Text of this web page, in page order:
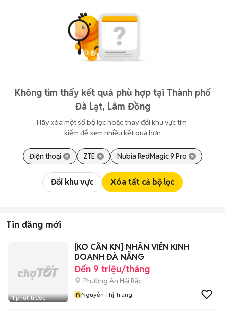
Không tìm thấy kết quả phù hợp tại Thành phố
Đà Lạt, Lâm Đồng
Hãy xóa một số bộ lọc hoặc thay đổi khu vực tìm
kiếm để xem nhiều kết quả hơn
Điện thoại ZTE Nubia RedMagic 9 Pro
Đổi khu vực Xóa tất cả bộ lọc
Tin đăng mới
1 phút trước
[KO CẦN KN] NHÂN VIÊN KINH
DOANH ĐÀ NẴNG
Đến 9 triệu/tháng
Phường An Hải Bắc
nNguyễn Thị Trang